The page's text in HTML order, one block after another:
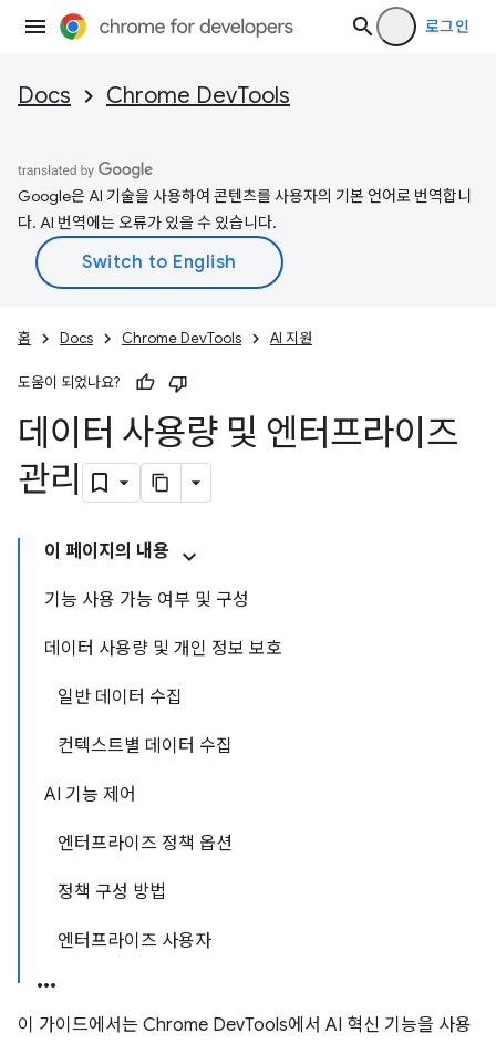
로그인
Docs Chrome DevTools
Google은 AI 기술을 사용하여 콘텐츠를 사용자의 기본 언어로 번역합니
다. AI 번역에는 오류가 있을 수 있습니다.
홈 Docs Chrome DevTools AI 지원
도움이 되었나요?
데이터 사용량 및 엔터프라이즈
관리
이 페이지의 내용
기능 사용 가능 여부 및 구성
데이터 사용량 및 개인 정보 보호
일반 데이터 수집
컨텍스트별 데이터 수집
AI 기능 제어
엔터프라이즈 정책 옵션
정책 구성 방법
엔터프라이즈 사용자
이 가이드에서는 Chrome DevTools에서 AI 혁신 기능을 사용